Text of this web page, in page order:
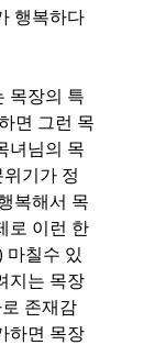
행복하다
목장의 특
면 그런 목
녀님의 목
기가 정
복해서 목
로 이런 한
마칠수 있
지는 목장
존재감
하면 목장